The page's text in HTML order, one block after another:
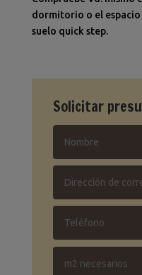
dormitorio o el espacio
suelo quick step.
Solicitar